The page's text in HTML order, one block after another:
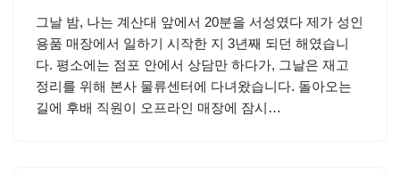
그날 밤, 나는 계산대 앞에서 20분을 서성였다 제가 성인
용품 매장에서 일하기 시작한 지 3년째 되던 해였습니
다. 평소에는 점포 안에서 상담만 하다가, 그날은 재고
정리를 위해 본사 물류센터에 다녀왔습니다. 돌아오는
길에 후배 직원이 오프라인 매장에 잠시…